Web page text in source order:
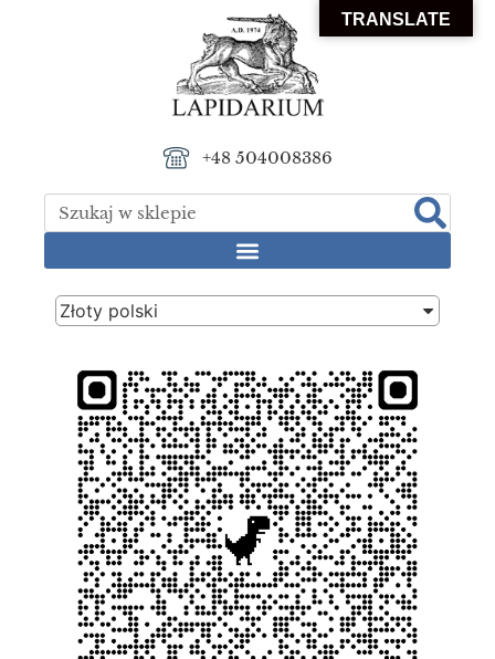
+48 504008386
Złoty polski
TRANSLATE